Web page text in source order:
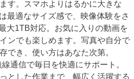
す。スマホよりはるかに大きな
最適なサイズ感で、映像体験をさ
大1TB対応。お気に入りの動画を
ンでも楽しめます。写真や自分で
でき、使い方はあなた次第。
通信で毎日を快適にサポート。
とした作業まで、幅広く活躍する